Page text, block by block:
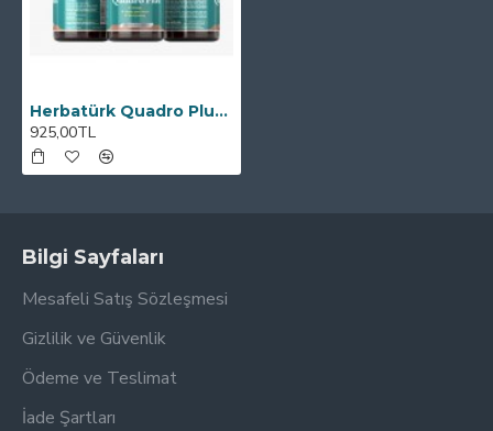
Herbatürk Quadro Plus 90 Kapsül
925,00TL
Bilgi Sayfaları
Mesafeli Satış Sözleşmesi
Gizlilik ve Güvenlik
Ödeme ve Teslimat
İade Şartları